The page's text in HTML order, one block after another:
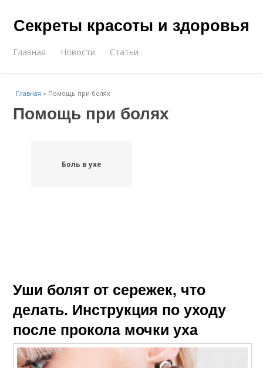
Секреты красоты и здоровья
Главная Новости Статьи
Главная » Помощь при болях
Помощь при болях
Боль в ухе
Уши болят от сережек, что
делать. Инструкция по уходу
после прокола мочки уха